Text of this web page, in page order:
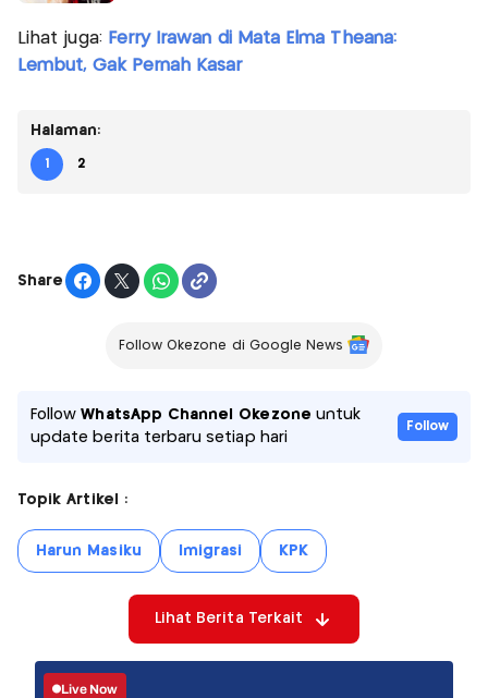
Lihat juga: Ferry Irawan di Mata Elma Theana:
Lembut, Gak Pernah Kasar
Halaman:
1 2
Share
Follow Okezone di Google News
FollowWhatsApp Channel Okezone untuk
update berita terbaru setiap hari
Follow
Topik Artikel :
Harun Masiku Imigrasi KPK
Lihat Berita Terkait
Live Now